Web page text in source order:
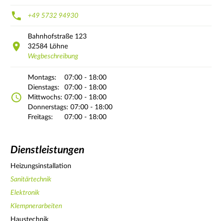
+49 5732 94930
Bahnhofstraße 123
32584 Löhne
Wegbeschreibung
Montags:
07:00 - 18:00
Dienstags:
07:00 - 18:00
Mittwochs: 07:00 - 18:00
Donnerstags: 07:00 - 18:00
Freitags:
07:00 - 18:00
Dienstleistungen
Heizungsinstallation
Sanitärtechnik
Elektronik
Klempnerarbeiten
Haustechnik